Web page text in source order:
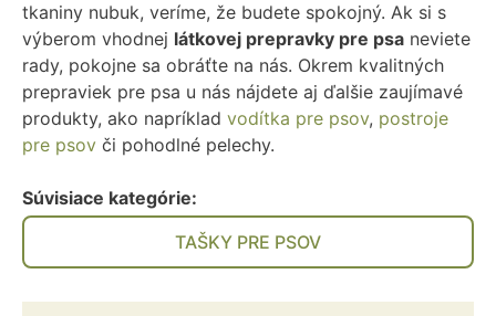
tkaniny nubuk, veríme, že budete spokojný. Ak si s
výberom vhodnej látkovej prepravky pre psa neviete
rady, pokojne sa obráťte na nás. Okrem kvalitných
prepraviek pre psa u nás nájdete aj ďalšie zaujímavé
produkty, ako napríklad vodítka pre psov, postroje
pre psov či pohodlné pelechy.
Súvisiace kategórie:
TAŠKY PRE PSOV